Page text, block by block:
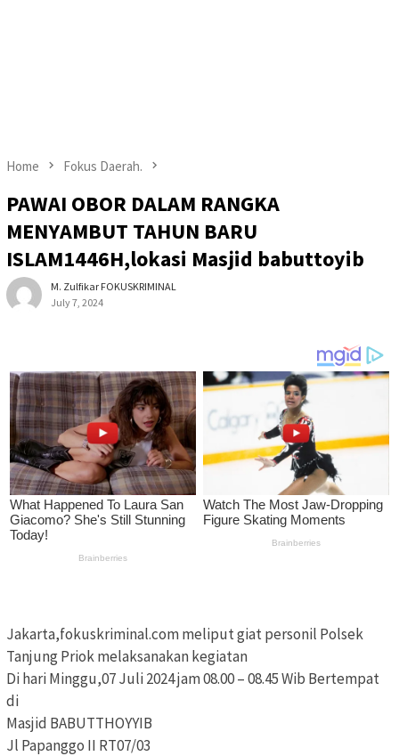
Home Fokus Daerah.
PAWAI OBOR DALAM RANGKA
MENYAMBUT TAHUN BARU
ISLAM1446H,lokasi Masjid babuttoyib
M. Zulfikar FOKUSKRIMINAL
July 7, 2024
Jakarta,fokuskriminal.com meliput giat personil Polsek
Tanjung Priok melaksanakan kegiatan
Di hari Minggu,07 Juli 2024 jam 08.00 – 08.45 Wib Bertempat
di
Masjid BABUTTHOYYIB
Jl Papanggo II RT07/03